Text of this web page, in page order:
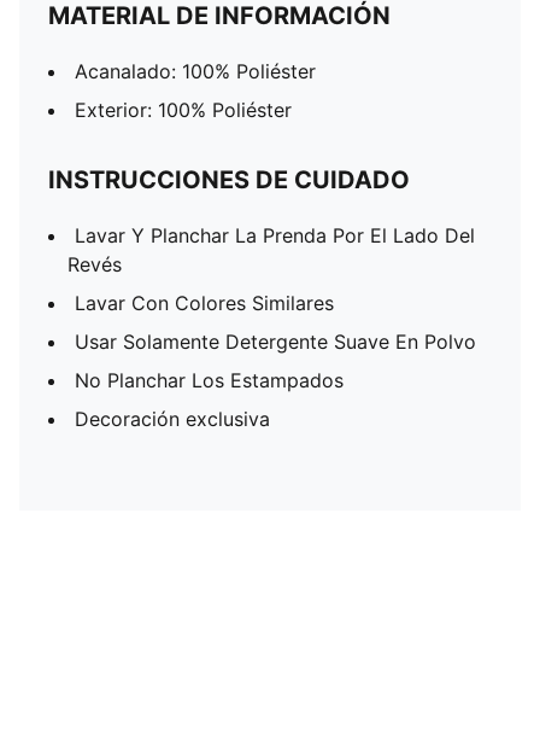
MATERIAL DE INFORMACIÓN
Acanalado: 100% Poliéster
Exterior: 100% Poliéster
INSTRUCCIONES DE CUIDADO
Lavar Y Planchar La Prenda Por El Lado Del
Revés
Lavar Con Colores Similares
Usar Solamente Detergente Suave En Polvo
No Planchar Los Estampados
Decoración exclusiva